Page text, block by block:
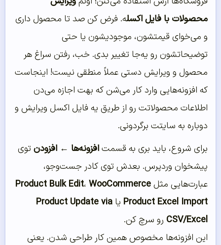
محصولات با فایل اکسله. فرض کن صد تا محصول داری
و می‌خوای قیمتشون، موجودیشون یا حتی
توضیحاتشون رو یه‌جا تغییر بدی. خب، رفتن سراغ هر
محصول و ویرایش دستی عملاً منطقی نیست! اینجاست
که افزونه‌هایی وارد کار می‌شن که بهت اجازه می‌دن
اطلاعات محصولاتت رو از طریق یه فایل اکسل ویرایش و
دوباره به سایتت برگردونی.
برای شروع، باید بری به قسمتافزونه‌ها ← افزودنتوی
پیشخوان وردپرس. بعدش توی کادر جست‌وجو،
عبارت‌هایی مثل
Product Bulk Edit، WooCommerce
Product Excel Import یا Product Update via
CSV/Excel رو سرچ کن.
این افزونه‌ها مخصوص همین کار طراحی شدن. یعنی